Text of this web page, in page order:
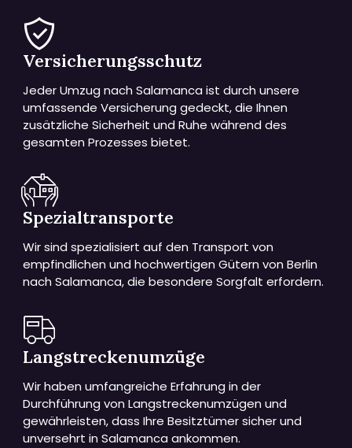
Versicherungsschutz
Jeder Umzug nach Salamanca ist durch unsere
umfassende Versicherung gedeckt, die Ihnen
zusätzliche Sicherheit und Ruhe während des
gesamten Prozesses bietet.
Spezialtransporte
Wir sind spezialisiert auf den Transport von
empfindlichen und hochwertigen Gütern von Berlin
nach Salamanca, die besondere Sorgfalt erfordern.
Langstreckenumzüge
Wir haben umfangreiche Erfahrung in der
Durchführung von Langstreckenumzügen und
gewährleisten, dass Ihre Besitztümer sicher und
unversehrt in Salamanca ankommen.